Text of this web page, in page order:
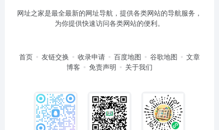
网址之家是最全最新的网址导航，提供各类网站的导航服务，
为你提供快速访问各类网站的便利。
首页 友链交换 收录申请 百度地图 谷歌地图
文章
博客
免责声明 关于我们